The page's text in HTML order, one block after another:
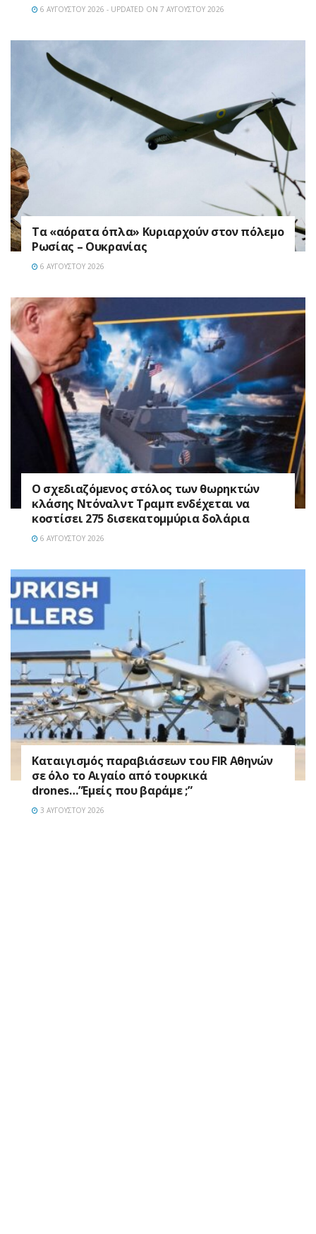
6 ΑΥΓΟΎΣΤΟΥ 2026 - UPDATED ON 7 ΑΥΓΟΎΣΤΟΥ 2026
Τα «αόρατα όπλα» Κυριαρχούν στον πόλεμο
Ρωσίας – Ουκρανίας
6 ΑΥΓΟΎΣΤΟΥ 2026
Ο σχεδιαζόμενος στόλος των θωρηκτών
κλάσης Ντόναλντ Τραμπ ενδέχεται να
κοστίσει 275 δισεκατομμύρια δολάρια
6 ΑΥΓΟΎΣΤΟΥ 2026
Καταιγισμός παραβιάσεων του FIR Αθηνών
σε όλο το Αιγαίο από τουρκικά
drones…”Εμείς που βαράμε ;”
3 ΑΥΓΟΎΣΤΟΥ 2026